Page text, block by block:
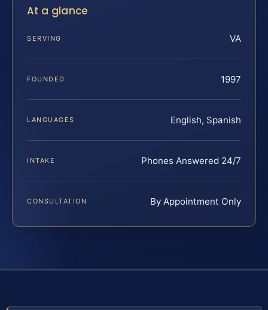
At a glance
SERVING VA
FOUNDED 1997
LANGUAGES English, Spanish
INTAKE Phones Answered 24/7
CONSULTATION By Appointment Only